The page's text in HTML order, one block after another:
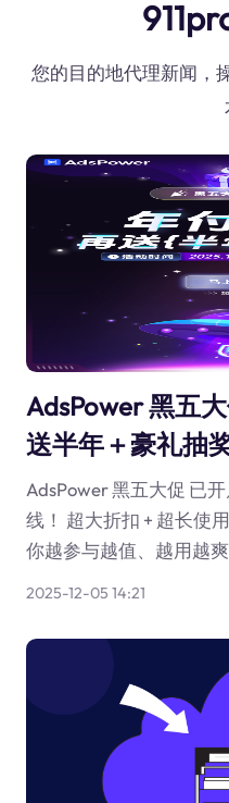
您的目的地代理新闻，
AdsPower 黑五
送半年＋豪礼抽
AdsPower 黑五大促 已
线！ 超大折扣 + 超长使
你越参与越值、越用越爽
2025-12-05 14:21